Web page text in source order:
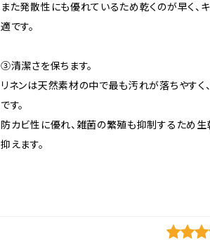
また発散性にも優れているため乾くのが早く、
適です。
③清潔さを保ちます。
リネンは天然素材の中で最も汚れが落ちやすく
です。
防カビ性に優れ、雑菌の繁殖も抑制するため
抑えます。